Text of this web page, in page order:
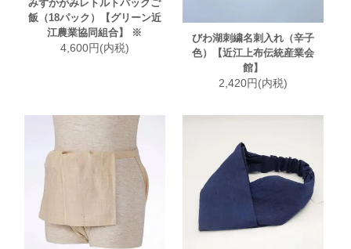
みずかがみレトルトパックご
飯（18パック）【グリーン近
江農業協同組合】 ※
4,600円(内税)
びわ湖刺繍名刺入れ（辛子
色）【近江上布伝統産業会
館】
2,420円(内税)